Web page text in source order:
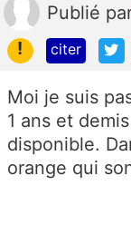
Publié
!
citer
Moi je suis
1 ans et
disponible.
orange qui